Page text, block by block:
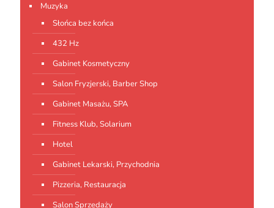
Muzyka
Słońca bez końca
432 Hz
Gabinet Kosmetyczny
Salon Fryzjerski, Barber Shop
Gabinet Masażu, SPA
Fitness Klub, Solarium
Hotel
Gabinet Lekarski, Przychodnia
Pizzeria, Restauracja
Salon Sprzedaży